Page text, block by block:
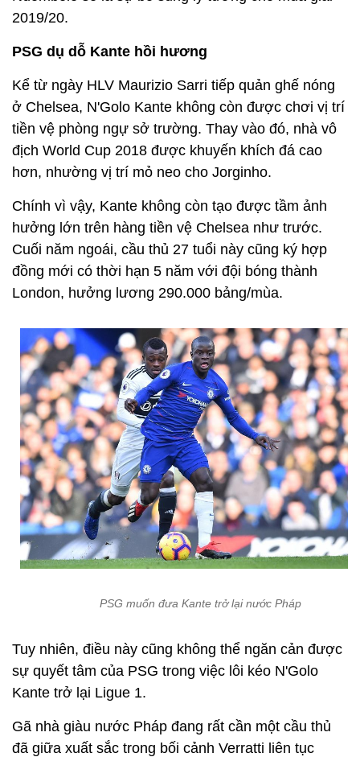
2019/20.
PSG dụ dỗ Kante hồi hương
Kể từ ngày HLV Maurizio Sarri tiếp quản ghế nóng
ở Chelsea, N'Golo Kante không còn được chơi vị trí
tiền vệ phòng ngự sở trường. Thay vào đó, nhà vô
địch World Cup 2018 được khuyến khích đá cao
hơn, nhường vị trí mỏ neo cho Jorginho.
Chính vì vậy, Kante không còn tạo được tầm ảnh
hưởng lớn trên hàng tiền vệ Chelsea như trước.
Cuối năm ngoái, cầu thủ 27 tuổi này cũng ký hợp
đồng mới có thời hạn 5 năm với đội bóng thành
London, hưởng lương 290.000 bảng/mùa.
PSG muốn đưa Kante trở lại nước Pháp
Tuy nhiên, điều này cũng không thể ngăn cản được
sự quyết tâm của PSG trong việc lôi kéo N'Golo
Kante trở lại Ligue 1.
Gã nhà giàu nước Pháp đang rất cần một cầu thủ
đã giữa xuất sắc trong bối cảnh Verratti liên tục